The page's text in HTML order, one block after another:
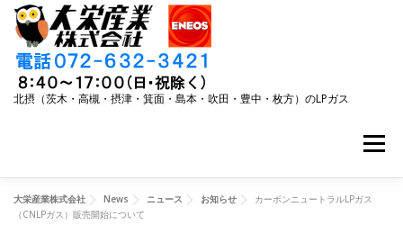
北摂（茨木・高槻・摂津・箕面・島本・吹田・豊中・枚方）のLPガス
メニュー
事業内容 キャンペーン
大栄産業株式会社 News ニュース お知らせ
カーボンニュートラルLPガス
（CNLPガス）販売開始について